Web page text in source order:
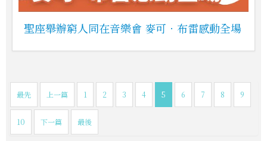
聖座舉辦窮人同在音樂會 麥可‧布雷感動全場
最先 上一篇 1 2 3 4 5 6 7 8 9
10 下一篇 最後